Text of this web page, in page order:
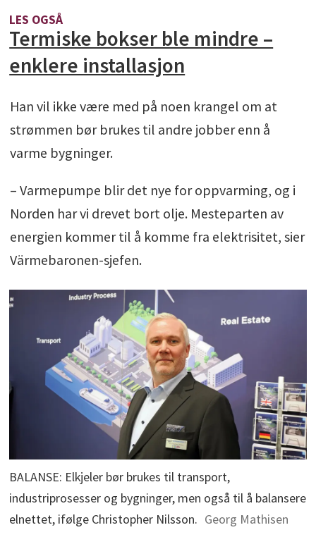
LES OGSÅ
Termiske bokser ble mindre –
enklere installasjon
Han vil ikke være med på noen krangel om at
strømmen bør brukes til andre jobber enn å
varme bygninger.
– Varmepumpe blir det nye for oppvarming, og i
Norden har vi drevet bort olje. Mesteparten av
energien kommer til å komme fra elektrisitet, sier
Värmebaronen-sjefen.
BALANSE: Elkjeler bør brukes til transport,
industriprosesser og bygninger, men også til å balansere
elnettet, ifølge Christopher Nilsson. Georg Mathisen